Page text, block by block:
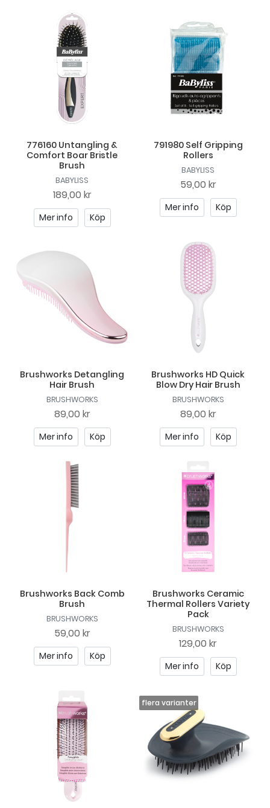
776160 Untangling &
Comfort Boar Bristle
Brush
BABYLISS
189,00 kr
Mer info Köp
791980 Self Gripping
Rollers
BABYLISS
59,00 kr
Mer info Köp
Brushworks Detangling
Hair Brush
BRUSHWORKS
89,00 kr
Mer info Köp
Brushworks HD Quick
Blow Dry Hair Brush
BRUSHWORKS
89,00 kr
Mer info Köp
Brushworks Back Comb
Brush
BRUSHWORKS
59,00 kr
Mer info Köp
Brushworks Ceramic
Thermal Rollers Variety
Pack
BRUSHWORKS
129,00 kr
Mer info Köp